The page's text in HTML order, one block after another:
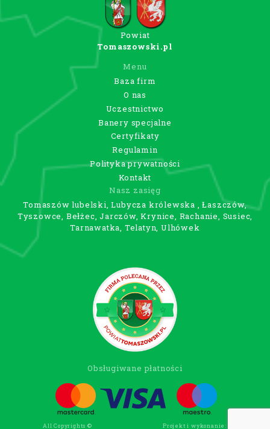
Powiat
Tomaszowski.pl
Menu
Baza firm
O nas
Uczestnictwo
Banery specjalne
Certyfikaty
Regulamin
Polityka prywatności
Kontakt
Nasz zasięg
Tomaszów lubelski, Lubycza królewska , Łaszczów,
Tyszowce, Bełżec, Jarczów, Krynice, Rachanie, Susiec,
Tarnawatka, Telatyn, Ulhówek
Obsługiwane płatności
All Copyrights © Projekt i wykonanie: